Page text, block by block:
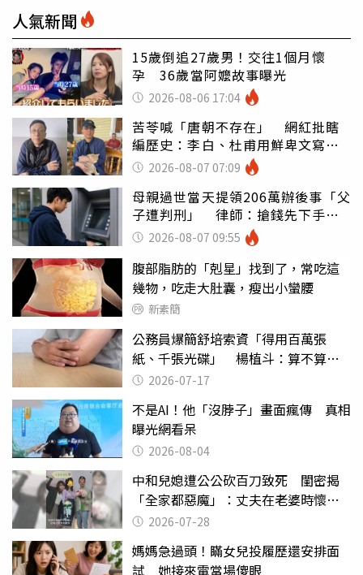
人氣新聞
15歲倒追27歲男！交往1個月懷
孕 36歲當阿嬤故事曝光
2026-08-06 17:04
苦苓喊「唐朝不存在」 網紅批瞎
編歷史：李白、杜甫用鮮卑文寫
詩？2026-08-07 07:09
母親過世當天提領206萬辦後事「父
子遭判刑」 律師：搶錢先下手是
罪 2026-08-07 09:55
腹部脂肪的「剋星」找到了，常吃這
幾物，吃走大肚囊，瘦出小蠻腰
新素簡
公務員爆簡舒培索資「得用百萬張
紙、千張光碟」 楊植斗：算不算職
場霸凌
2026-07-17
不是AI！他「沒脖子」畫面瘋傳 真相
曝光網看呆
2026-08-04
中和兒媳遭公公砍百刀致死 閨密揭
「全家都惡魔」：丈夫在老婆時懷孕
摔東西
2026-07-28
媽媽急過頭！瞞女兒投履歷還安排面
試 她接來電當場傻眼